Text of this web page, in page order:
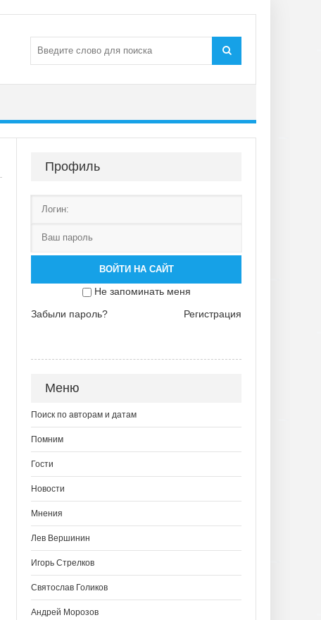
Профиль
ВОЙТИ НА САЙТ
Не запоминать меня
Забыли пароль?
Регистрация
Меню
Поиск по авторам и датам
Помним
Гости
Новости
Мнения
Лев Вершинин
Игорь Стрелков
Святослав Голиков
Андрей Морозов